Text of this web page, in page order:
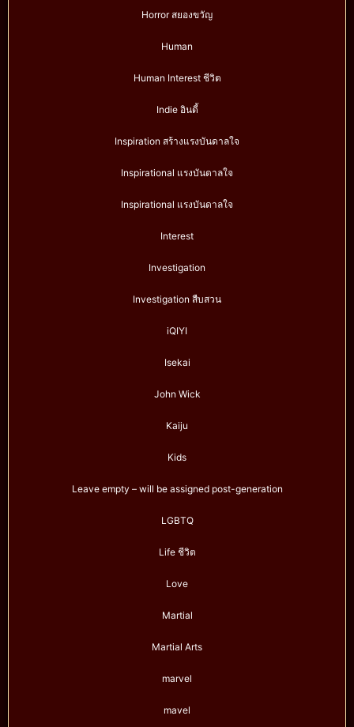
Horror สยองขวัญ
Human
Human Interest ชีวิต
Indie อินดี้
Inspiration สร้างแรงบันดาลใจ
Inspirational แรงบันดาลใจ
Inspirational แรงบันดาลใจ
Interest
Investigation
Investigation สืบสวน
iQIYI
Isekai
John Wick
Kaiju
Kids
Leave empty – will be assigned post-generation
LGBTQ
Life ชีวิต
Love
Martial
Martial Arts
marvel
mavel